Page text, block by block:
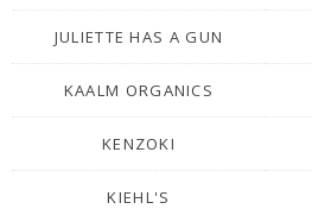
JULIETTE HAS A GUN
KAALM ORGANICS
KENZOKI
KIEHL'S